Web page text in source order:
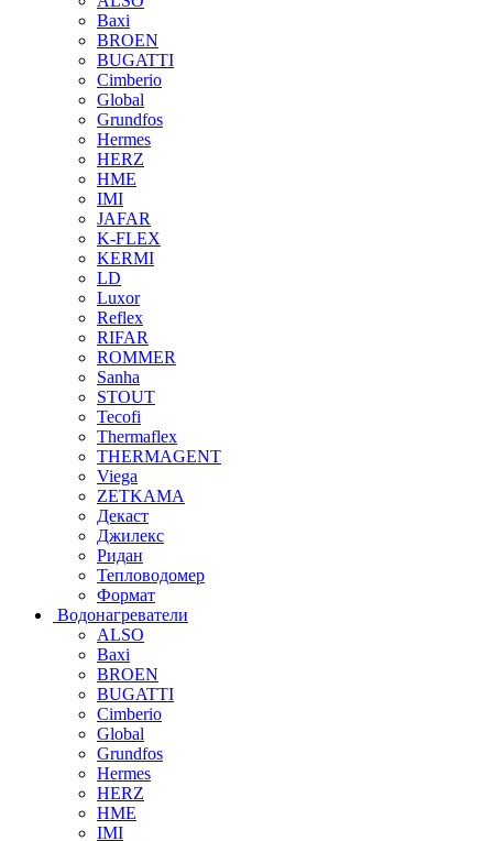
Baxi
BROEN
BUGATTI
Cimberio
Global
Grundfos
Hermes
HERZ
HME
IMI
JAFAR
K-FLEX
KERMI
LD
Luxor
Reflex
RIFAR
ROMMER
Sanha
STOUT
Tecofi
Thermaflex
THERMAGENT
Viega
ZETKAMA
Декаст
Джилекс
Ридан
Тепловодомер
Формат
Водонагреватели
ALSO
Baxi
BROEN
BUGATTI
Cimberio
Global
Grundfos
Hermes
HERZ
HME
IMI